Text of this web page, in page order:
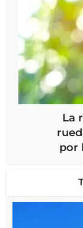
La
por